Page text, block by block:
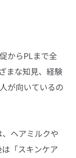
からPLまで全
まな知見、経験
が向いているの
ヘアミルクや
「スキンケア